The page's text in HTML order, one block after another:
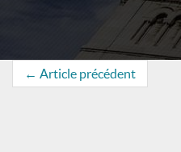
← Article précédent